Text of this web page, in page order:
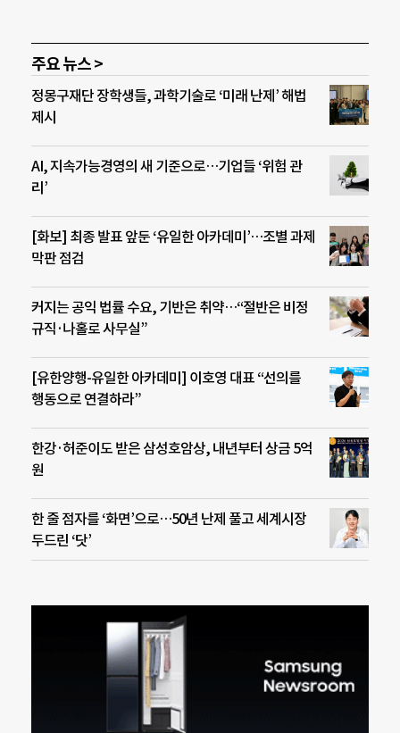
주요 뉴스 >
정몽구재단 장학생들, 과학기술로 ‘미래 난제’ 해법
제시
AI, 지속가능경영의 새 기준으로…기업들 ‘위험 관
리’
[화보] 최종 발표 앞둔 ‘유일한 아카데미’…조별 과제
막판 점검
커지는 공익 법률 수요, 기반은 취약…“절반은 비정
규직·나홀로 사무실”
[유한양행-유일한 아카데미] 이호영 대표 “선의를
행동으로 연결하라”
한강·허준이도 받은 삼성호암상, 내년부터 상금 5억
원
한 줄 점자를 ‘화면’으로…50년 난제 풀고 세계시장
두드린 ‘닷’